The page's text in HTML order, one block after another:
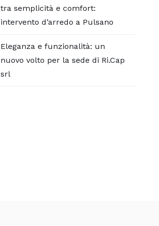
tra semplicità e comfort:
intervento d’arredo a Pulsano
Eleganza e funzionalità: un
nuovo volto per la sede di Ri.Cap
srl